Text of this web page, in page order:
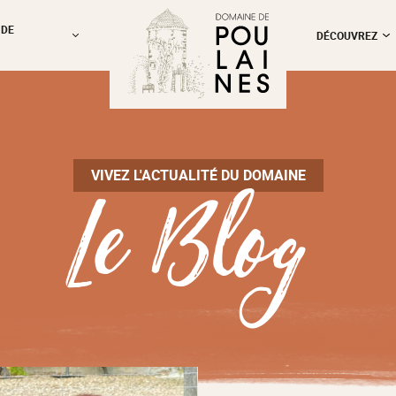
DÉCOUVREZ
VIVEZ L'ACTUALITÉ DU DOMAINE
Le Blog